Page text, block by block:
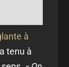
à
tenu à